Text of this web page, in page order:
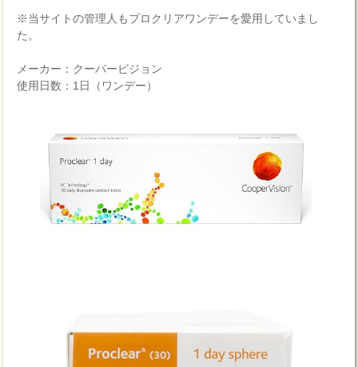
※当サイトの管理人もプロクリアワンデーを愛用していまし
た。
メーカー：クーパービジョン
使用日数：1日（ワンデー）